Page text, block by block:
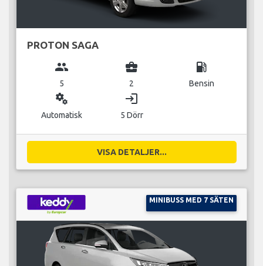
PROTON SAGA
group
5
business_center
2
local_gas_station
Bensin
miscellaneous_services
Automatisk
login
5 Dörr
VISA DETALJER...
MINIBUSS MED 7 SÄTEN